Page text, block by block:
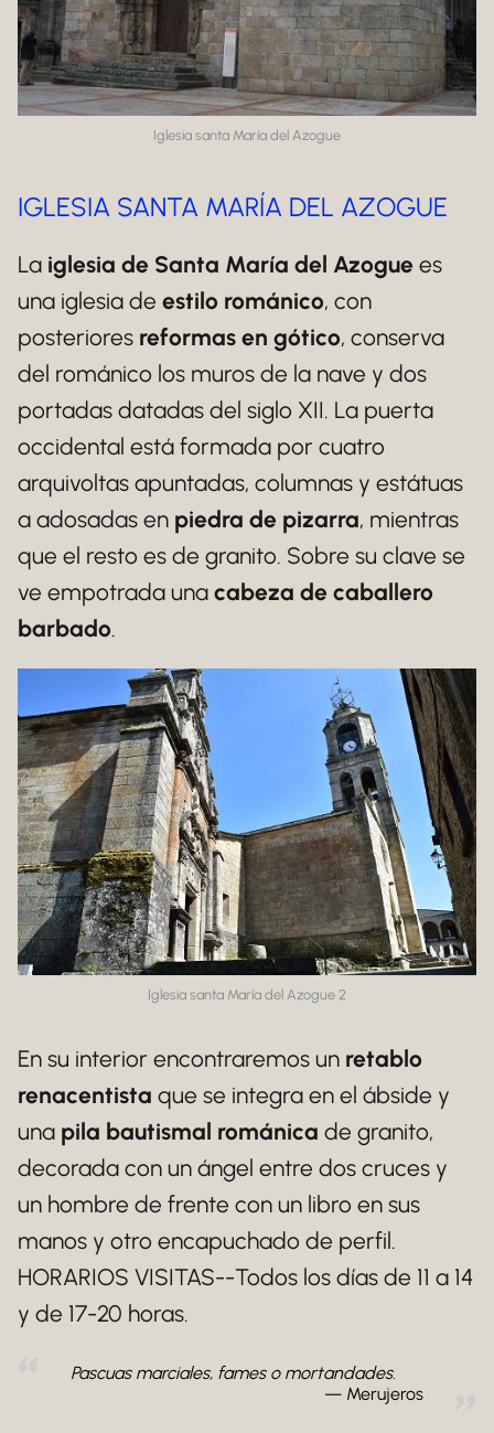
Iglesia santa María del Azogue
IGLESIA SANTA MARÍA DEL AZOGUE
La iglesia de Santa María del Azogue es
una iglesia de estilo románico, con
posteriores reformas en gótico, conserva
del románico los muros de la nave y dos
portadas datadas del siglo XII. La puerta
occidental está formada por cuatro
arquivoltas apuntadas, columnas y estátuas
a adosadas en piedra de pizarra, mientras
que el resto es de granito. Sobre su clave se
ve empotrada una cabeza de caballero
barbado.
Iglesia santa María del Azogue 2
En su interior encontraremos un retablo
renacentista que se integra en el ábside y
una pila bautismal románica de granito,
decorada con un ángel entre dos cruces y
un hombre de frente con un libro en sus
manos y otro encapuchado de perfil.
HORARIOS VISITAS--Todos los días de 11 a 14
y de 17-20 horas.
Pascuas marciales, fames o mortandades.
Merujeros